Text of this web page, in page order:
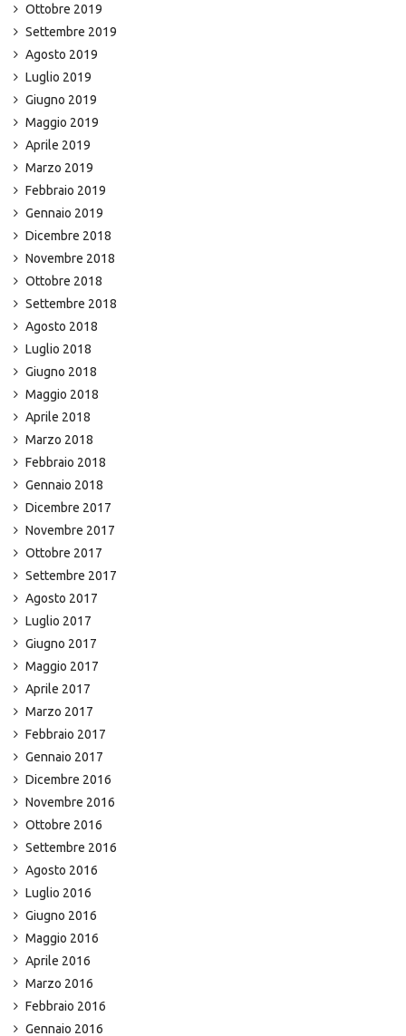
Ottobre 2019
Settembre 2019
Agosto 2019
Luglio 2019
Giugno 2019
Maggio 2019
Aprile 2019
Marzo 2019
Febbraio 2019
Gennaio 2019
Dicembre 2018
Novembre 2018
Ottobre 2018
Settembre 2018
Agosto 2018
Luglio 2018
Giugno 2018
Maggio 2018
Aprile 2018
Marzo 2018
Febbraio 2018
Gennaio 2018
Dicembre 2017
Novembre 2017
Ottobre 2017
Settembre 2017
Agosto 2017
Luglio 2017
Giugno 2017
Maggio 2017
Aprile 2017
Marzo 2017
Febbraio 2017
Gennaio 2017
Dicembre 2016
Novembre 2016
Ottobre 2016
Settembre 2016
Agosto 2016
Luglio 2016
Giugno 2016
Maggio 2016
Aprile 2016
Marzo 2016
Febbraio 2016
Gennaio 2016